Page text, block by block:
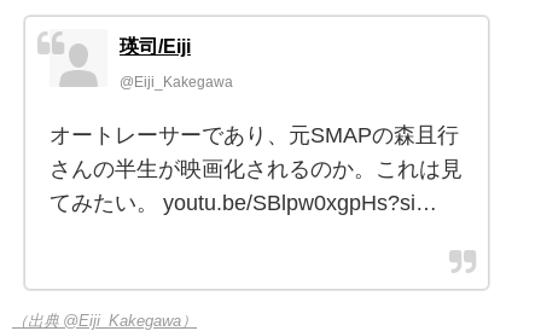
瑛司/Eiji
@Eiji_Kakegawa
オートレーサーであり、元SMAPの森且行
さんの半生が映画化されるのか。これは見
てみたい。 youtu.be/SBlpw0xgpHs?si…
（出典 @Eiji_Kakegawa）